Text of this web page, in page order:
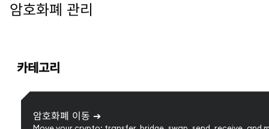
안전한 이용
암호화폐 관리
카테고리
암호화폐 이동 ➔